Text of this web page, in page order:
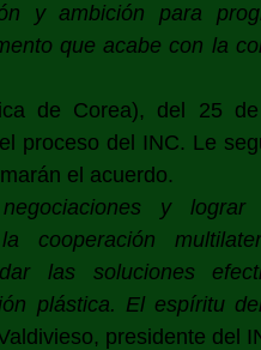
y ambición para
que acabe con la
de Corea), del 25
proceso del INC. Le
el acuerdo.
y lograr
cooperación
las soluciones
plástica. El espíritu
presidente del